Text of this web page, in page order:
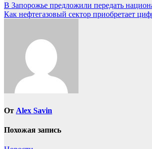
Навигация
по
В Запорожье предложили передать
Как нефтегазовый сектор приобретает
От Alex Savin
Похожая запись